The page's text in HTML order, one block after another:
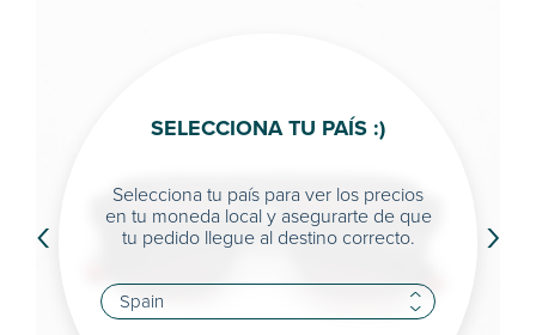
‹ ›
SELECCIONA TU PAÍS :)
Selecciona tu país para ver los precios
en tu moneda local y asegurarte de que
tu pedido llegue al destino correcto.